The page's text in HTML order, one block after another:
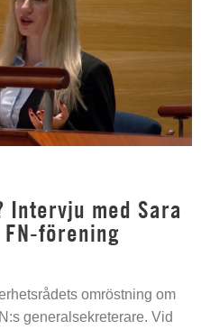
med Sara
förening
omröstning om
generalsekreterare. Vid